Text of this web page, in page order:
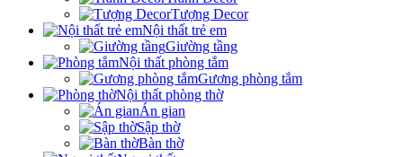
Tượng Decor
Nội thất trẻ em
Giường tầng
Nội thất phòng tắm
Gương phòng tắm
Nội thất phòng thờ
Án gian
Sập thờ
Bàn thờ